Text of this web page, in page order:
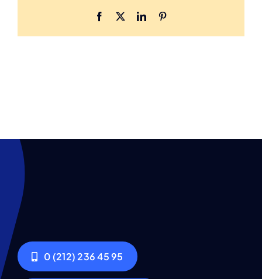
Facebook LinkedIn
0 (212) 236 45 95